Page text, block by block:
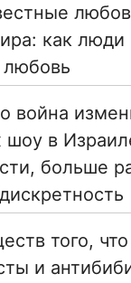
как люди
любовь
война
шоу в
больше
того,
и